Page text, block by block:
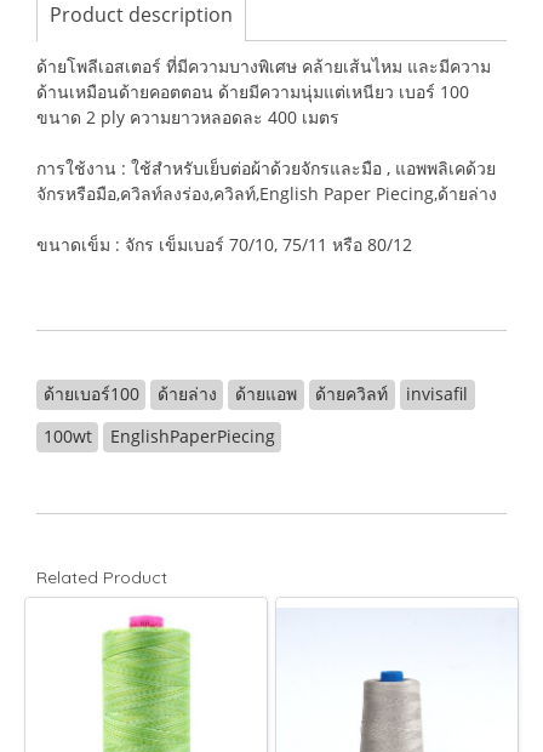
Product description
ด้ายโพลีเอสเตอร์ ที่มีความบางพิเศษ คล้ายเส้นไหม และมีความ
ด้านเหมือนด้ายคอตตอน ด้ายมีความนุ่มแต่เหนียว เบอร์ 100
ขนาด 2 ply ความยาวหลอดละ 400 เมตร
การใช้งาน : ใช้สำหรับเย็บต่อผ้าด้วยจักรและมือ , แอพพลิเคด้วย
จักรหรือมือ,ควิลท์ลงร่อง,ควิลท์,English Paper Piecing,ด้ายล่าง
ขนาดเข็ม : จักร เข็มเบอร์ 70/10, 75/11 หรือ 80/12
ด้ายเบอร์100 ด้ายล่าง ด้ายแอพ ด้ายควิลท์
invisafil
100wt
EnglishPaperPiecing
Related Product